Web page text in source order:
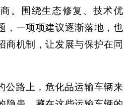
。围绕生态修复、技术优
，一项项建议逐渐落地，也
商机制，让发展与保护在同
公路上，危化品运输车辆来